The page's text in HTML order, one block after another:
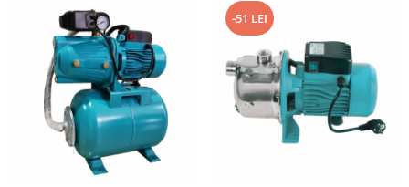
Piese si accesorii aparate de tuns
animale
Tarcuri animale
Semanatori
Masini batut stalpi si accesorii
Roabe & accesorii
Casute gradina si cutii depozitare
-51 LEI